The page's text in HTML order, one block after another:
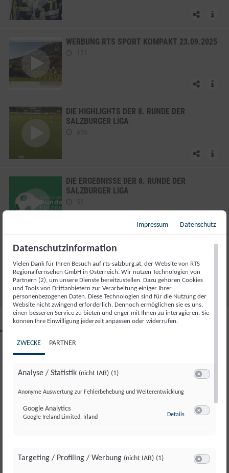
WERBUNG RTS SPORT KOMPAKT 23.09.2025
DIE HIGHLIGHTS DER 8. RUNDE DER
SALZBURGER LIGA
DIE ERGEBNISSE DER 8. RUNDE DER
SALZBURGER LIGA
VERABSCHIEDUNG SPORT KOMPAKT
23.09.2025
32
Di., 23. September. 2025
Sendung teilen
August 2026
August 2026
August 2026
August 2026
August 2026
Impressum Datenschutz
Datenschutzinformation
Vielen Dank für Ihren Besuch auf rts-salzburg.at, der Website von RTS
Regionalfernsehen GmbH in Österreich. Wir nutzen Technologien von
Partnern (2), um unsere Dienste bereitzustellen. Dazu gehören Cookies
und Tools von Drittanbietern zur Verarbeitung einiger Ihrer
personenbezogenen Daten. Diese Technologien sind für die Nutzung der
Website nicht zwingend erforderlich. Dennoch ermöglichen sie es uns,
einen besseren Service zu bieten und enger mit Ihnen zu interagieren. Sie
können Ihre Einwilligung jederzeit anpassen oder widerrufen.
ZWECKE PARTNER
Analyse / Statistik (nicht IAB) (1)
Anonyme Auswertung zur Fehlerbehebung und Weiterentwicklung
Google Analytics
Google Ireland Limited, Irland Details zu Google
Targeting / Profiling / Werbung (nicht IAB) (1)